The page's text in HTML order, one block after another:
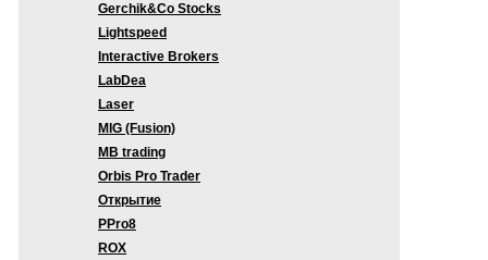
Gerchik&Co Stocks
Lightspeed
Interactive Brokers
LabDea
Laser
MIG (Fusion)
MB trading
Orbis Pro Trader
Открытие
PPro8
ROX